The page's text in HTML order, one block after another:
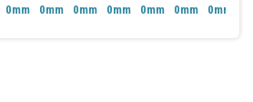
0mm 0mm 0mm 0mm 0mm 0mm 0mm